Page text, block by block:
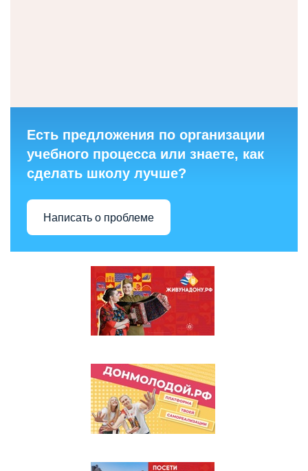
Есть предложения по организации
учебного процесса или знаете, как
сделать школу лучше?
Написать о проблеме